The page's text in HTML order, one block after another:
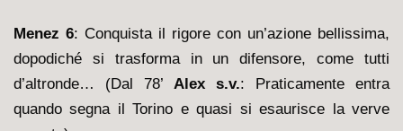
Menez 6: Conquista il rigore con un’azione bellissima,
dopodiché si trasforma in un difensore, come tutti
d’altronde… (Dal 78’ Alex s.v.: Praticamente entra
quando segna il Torino e quasi si esaurisce la verve